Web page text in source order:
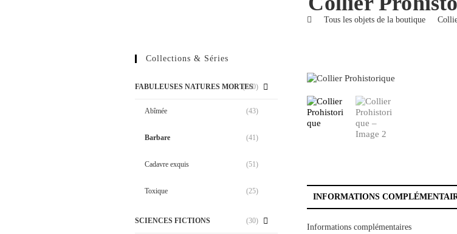
Tous les objets de la boutique
INFORMATIONS
Informations complémentaires
Collections & Séries
FABULEUSES NATURES MORTES
(160)
Abîmée (43)
Barbare (41)
Cadavre exquis (51)
Toxique (25)
SCIENCES FICTIONS (30)